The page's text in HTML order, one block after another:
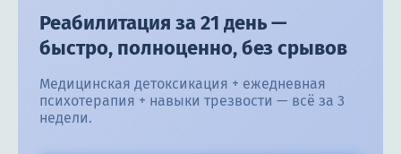
Реабилитация за 21 день —
быстро, полноценно, без срывов
Медицинская детоксикация + ежедневная
психотерапия + навыки трезвости — всё за 3
недели.